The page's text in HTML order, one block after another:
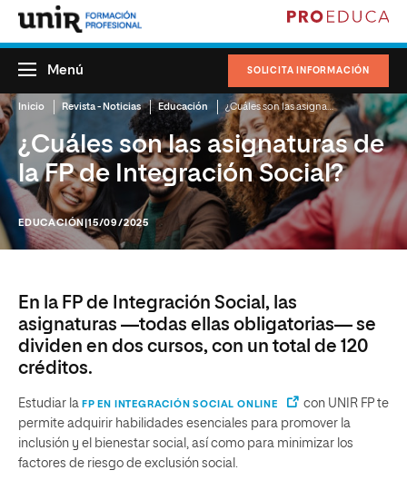
SOLICITA INFORMACIÓN
Menú
Inicio Revista - Noticias Educación ¿Cuáles son las asignaturas de la FP de Integración Social?
¿Cuáles son las asignaturas de
la FP de Integración Social?
EDUCACIÓN |15/09/2025
En la FP de Integración Social, las
asignaturas —todas ellas obligatorias— se
dividen en dos cursos, con un total de 120
créditos.
Estudiar la FP EN INTEGRACIÓN SOCIAL ONLINE
con UNIR FP te
permite adquirir habilidades esenciales para promover la
inclusión y el bienestar social, así como para minimizar los
factores de riesgo de exclusión social.